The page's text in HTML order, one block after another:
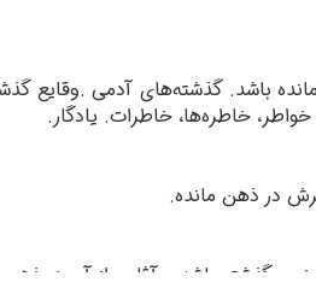
باشد. گذشته‌های آدمی .وقایع
خاطره‌ها، خاطرات. یادگار.
در ذهن مانده.
شخص گذشته باشد و آثاری از آن در